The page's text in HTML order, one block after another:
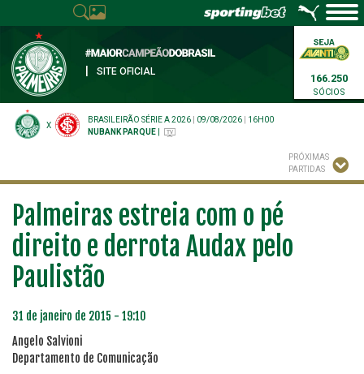
SITE OFICIAL
166.250
SÓCIOS
X
BRASILEIRÃO SÉRIE A 2026 09/08/2026
16H00
NUBANK PARQUE
PRÓXIMAS
PARTIDAS
Palmeiras estreia com o pé
direito e derrota Audax pelo
Paulistão
31 de janeiro de 2015 - 19:10
Angelo Salvioni
Departamento de Comunicação